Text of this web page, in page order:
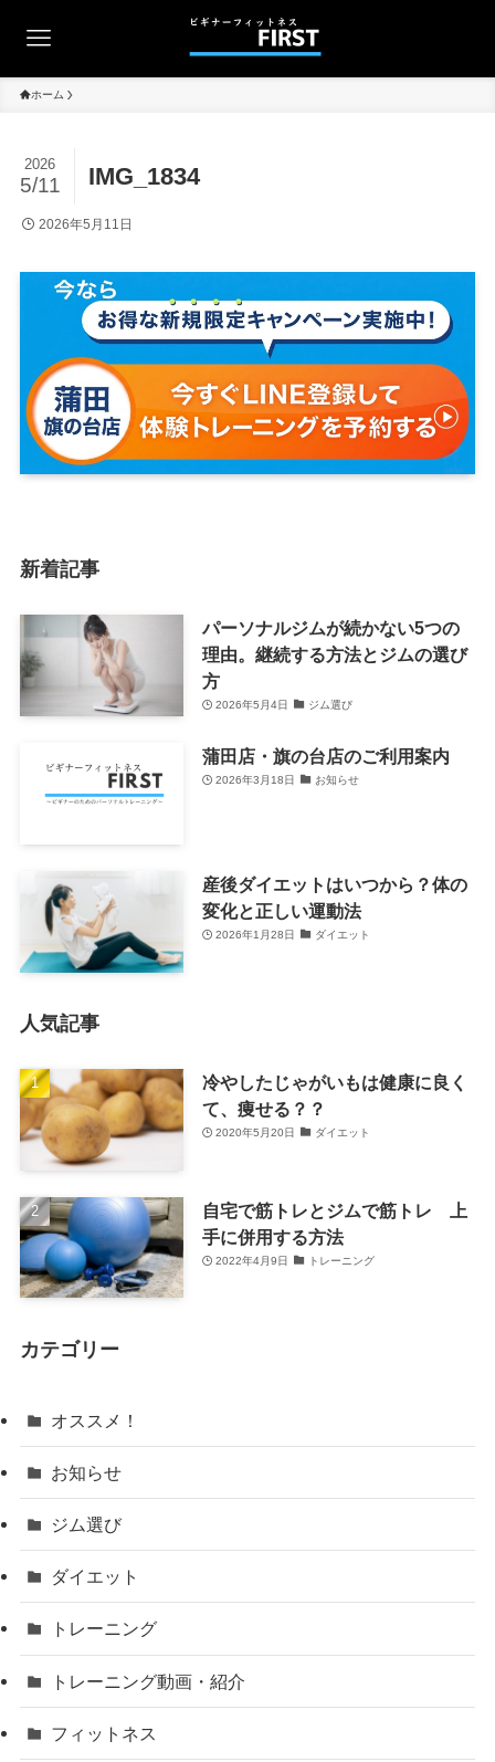
ホーム
IMG_1834
2026
5/11
2026年5月11日
新着記事
パーソナルジムが続かない5つの
理由。継続する方法とジムの選び
方
2026年5月4日 ジム選び
蒲田店・旗の台店のご利用案内
2026年3月18日 お知らせ
産後ダイエットはいつから？体の
変化と正しい運動法
2026年1月28日 ダイエット
人気記事
冷やしたじゃがいもは健康に良く
て、痩せる？？
2020年5月20日 ダイエット
自宅で筋トレとジムで筋トレ 上
手に併用する方法
2022年4月9日 トレーニング
カテゴリー
オススメ！
お知らせ
ジム選び
ダイエット
トレーニング
トレーニング動画・紹介
フィットネス